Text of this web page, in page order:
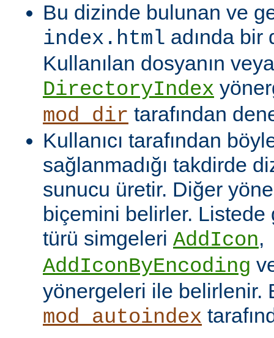
Bu dizinde bulunan ve
index.html adında bir
Kullanılan dosyanın
DirectoryIndex
mod_dir tarafından
Kullanıcı tarafından
sağlanmadığı takdirde
sunucu üretir. Diğer
biçemini belirler.
türü simgeleri AddIcon,
AddIconByEncoding
yönergeleri ile belirlenir.
mod_autoindex